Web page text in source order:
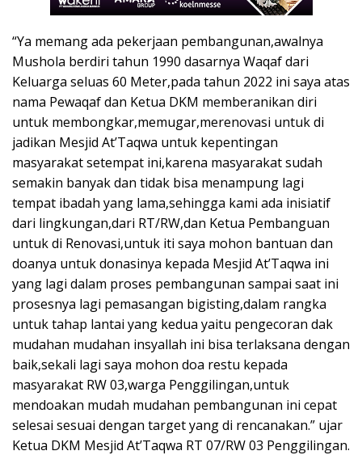
“Ya memang ada pekerjaan pembangunan,awalnya
Mushola berdiri tahun 1990 dasarnya Waqaf dari
Keluarga seluas 60 Meter,pada tahun 2022 ini saya atas
nama Pewaqaf dan Ketua DKM memberanikan diri
untuk membongkar,memugar,merenovasi untuk di
jadikan Mesjid At’Taqwa untuk kepentingan
masyarakat setempat ini,karena masyarakat sudah
semakin banyak dan tidak bisa menampung lagi
tempat ibadah yang lama,sehingga kami ada inisiatif
dari lingkungan,dari RT/RW,dan Ketua Pembanguan
untuk di Renovasi,untuk iti saya mohon bantuan dan
doanya untuk donasinya kepada Mesjid At’Taqwa ini
yang lagi dalam proses pembangunan sampai saat ini
prosesnya lagi pemasangan bigisting,dalam rangka
untuk tahap lantai yang kedua yaitu pengecoran dak
mudahan mudahan insyallah ini bisa terlaksana dengan
baik,sekali lagi saya mohon doa restu kepada
masyarakat RW 03,warga Penggilingan,untuk
mendoakan mudah mudahan pembangunan ini cepat
selesai sesuai dengan target yang di rencanakan.” ujar
Ketua DKM Mesjid At’Taqwa RT 07/RW 03 Penggilingan.